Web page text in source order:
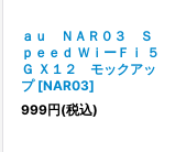
ａｕ ＮＡＲ０３ Ｓ
ｐｅｅｄ ＷｉーＦｉ ５
Ｇ Ｘ１２ モックアッ
プ [NAR03]
999円(税込)